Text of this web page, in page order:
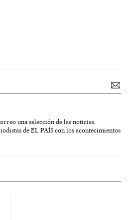
una selección de las noticias,
de EL PAÍS con los acontecimientos